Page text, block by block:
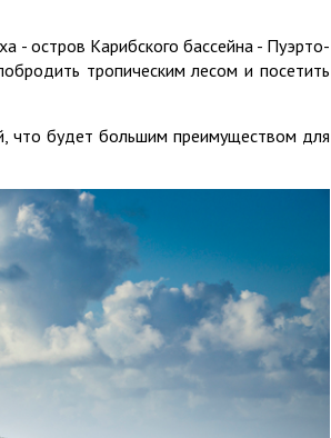
- остров Карибского бассейна - Пуэрто-
тропическим лесом и посетить
что будет большим преимуществом для